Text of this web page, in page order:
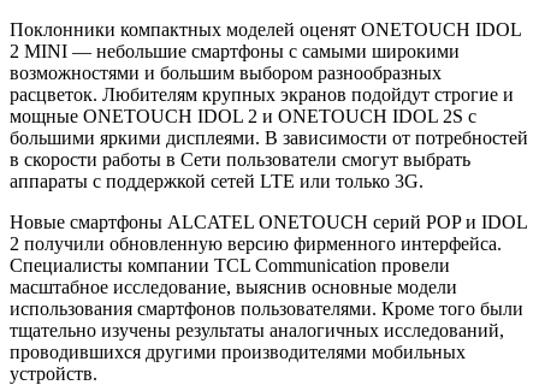
Поклонники компактных моделей оценят ONETOUCH IDOL
2 MINI — небольшие смартфоны с самыми широкими
возможностями и большим выбором разнообразных
расцветок. Любителям крупных экранов подойдут строгие и
мощные ONETOUCH IDOL 2 и ONETOUCH IDOL 2S с
большими яркими дисплеями. В зависимости от потребностей
в скорости работы в Сети пользователи смогут выбрать
аппараты с поддержкой сетей LTE или только 3G.
Новые смартфоны ALCATEL ONETOUCH серий POP и IDOL
2 получили обновленную версию фирменного интерфейса.
Специалисты компании TCL Communication провели
масштабное исследование, выяснив основные модели
использования смартфонов пользователями. Кроме того были
тщательно изучены результаты аналогичных исследований,
проводившихся другими производителями мобильных
устройств.